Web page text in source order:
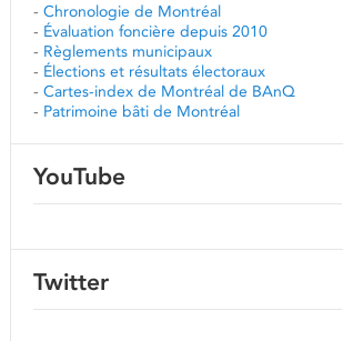
- Chronologie de Montréal
- Évaluation foncière depuis 2010
- Règlements municipaux
- Élections et résultats électoraux
- Cartes-index de Montréal de BAnQ
- Patrimoine bâti de Montréal
YouTube
Twitter